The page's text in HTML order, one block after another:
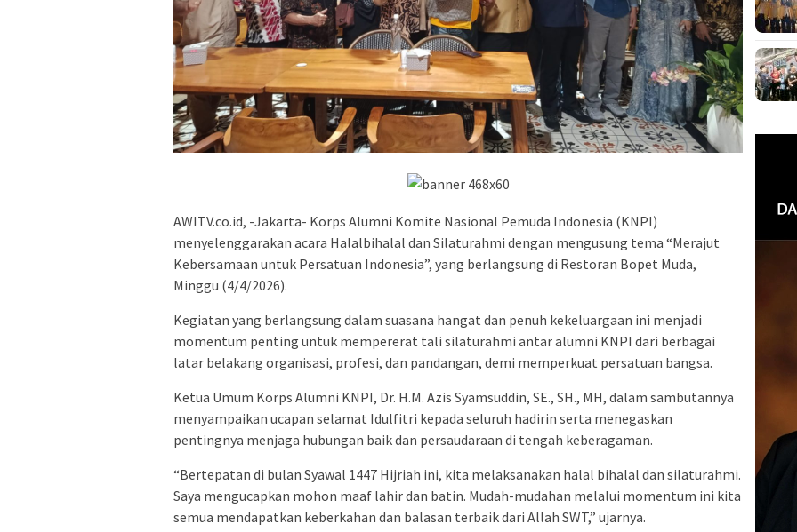
AWITV.co.id, -Jakarta- Korps Alumni Komite Nasional Pemuda Indonesia (KNPI)
menyelenggarakan acara Halalbihalal dan Silaturahmi dengan mengusung tema “Merajut
Kebersamaan untuk Persatuan Indonesia”, yang berlangsung di Restoran Bopet Muda,
Minggu (4/4/2026).
Kegiatan yang berlangsung dalam suasana hangat dan penuh kekeluargaan ini menjadi
momentum penting untuk mempererat tali silaturahmi antar alumni KNPI dari berbagai
latar belakang organisasi, profesi, dan pandangan, demi memperkuat persatuan bangsa.
Ketua Umum Korps Alumni KNPI, Dr. H.M. Azis Syamsuddin, SE., SH., MH, dalam sambutannya
menyampaikan ucapan selamat Idulfitri kepada seluruh hadirin serta menegaskan
pentingnya menjaga hubungan baik dan persaudaraan di tengah keberagaman.
“Bertepatan di bulan Syawal 1447 Hijriah ini, kita melaksanakan halal bihalal dan silaturahmi.
Saya mengucapkan mohon maaf lahir dan batin. Mudah-mudahan melalui momentum ini kita
semua mendapatkan keberkahan dan balasan terbaik dari Allah SWT,” ujarnya.